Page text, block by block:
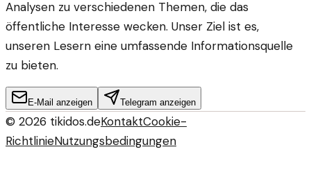
Analysen zu verschiedenen Themen, die das
öffentliche Interesse wecken. Unser Ziel ist es,
unseren Lesern eine umfassende Informationsquelle
zu bieten.
E-Mail anzeigen Telegram anzeigen
© 2026 tikidos.deKontaktCookie-
RichtlinieNutzungsbedingungen